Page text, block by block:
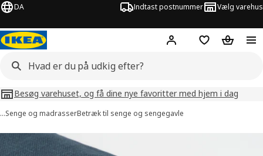
DA Indtast postnummer Vælg varehus
Hej! Log ind her
Huskeliste
Kurv
Besøg varehuset, og få dine nye favoritter med hjem i dag
…Senge og madrasserBetræk til senge og sengegavle
af RÅHOLMAR